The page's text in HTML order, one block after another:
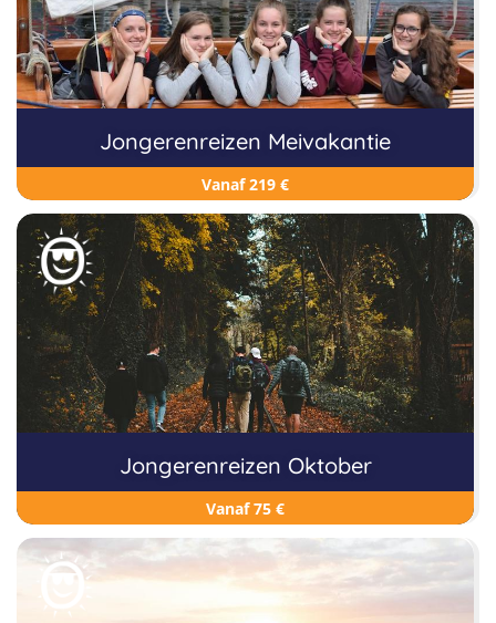
Jongerenreizen Meivakantie
Vanaf 219 €
Jongerenreizen Oktober
Vanaf 75 €